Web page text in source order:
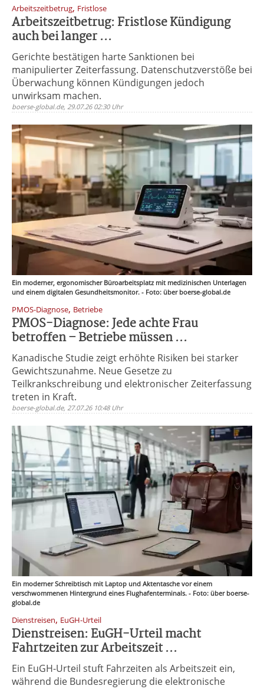
Arbeitszeitbetrug, Fristlose
Arbeitszeitbetrug: Fristlose Kündigung
auch bei langer ...
Gerichte bestätigen harte Sanktionen bei
manipulierter Zeiterfassung. Datenschutzverstöße bei
Überwachung können Kündigungen jedoch
unwirksam machen.
boerse-global.de, 29.07.26 02:30 Uhr
Ein moderner, ergonomischer Büroarbeitsplatz mit medizinischen Unterlagen
und einem digitalen Gesundheitsmonitor. - Foto: über boerse-global.de
PMOS-Diagnose, Betriebe
PMOS-Diagnose: Jede achte Frau
betroffen – Betriebe müssen ...
Kanadische Studie zeigt erhöhte Risiken bei starker
Gewichtszunahme. Neue Gesetze zu
Teilkrankschreibung und elektronischer Zeiterfassung
treten in Kraft.
boerse-global.de, 27.07.26 10:48 Uhr
Ein moderner Schreibtisch mit Laptop und Aktentasche vor einem
verschwommenen Hintergrund eines Flughafenterminals. - Foto: über boerse-
global.de
Dienstreisen, EuGH-Urteil
Dienstreisen: EuGH-Urteil macht
Fahrtzeiten zur Arbeitszeit ...
Ein EuGH-Urteil stuft Fahrzeiten als Arbeitszeit ein,
während die Bundesregierung die elektronische